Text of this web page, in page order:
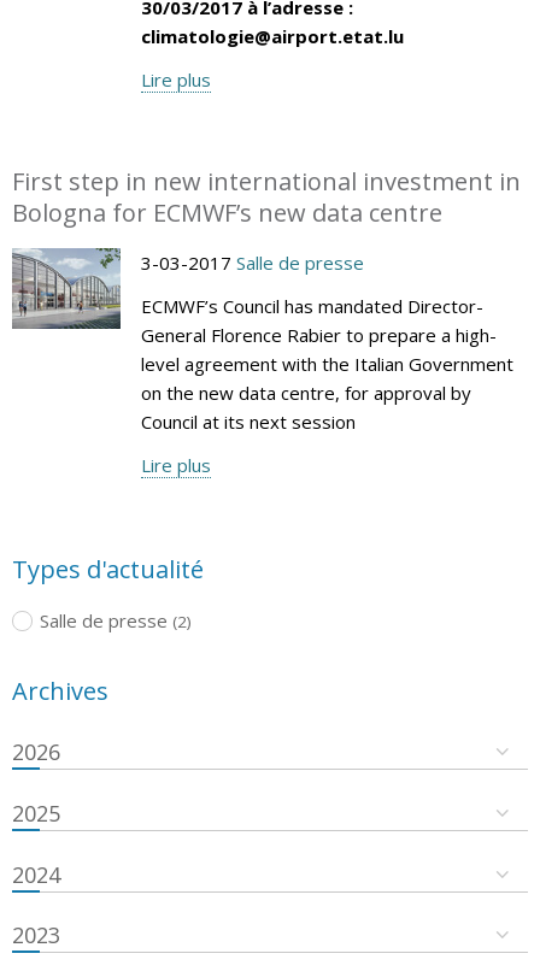
30/03/2017 à l’adresse :
climatologie@airport.etat.lu
Lire plus
First step in new international investment in
Bologna for ECMWF’s new data centre
3-03-2017 Salle de presse
ECMWF’s Council has mandated Director-
General Florence Rabier to prepare a high-
level agreement with the Italian Government
on the new data centre, for approval by
Council at its next session
Lire plus
Types d'actualité
Salle de presse (2)
Archives
2026
2025
2024
2023